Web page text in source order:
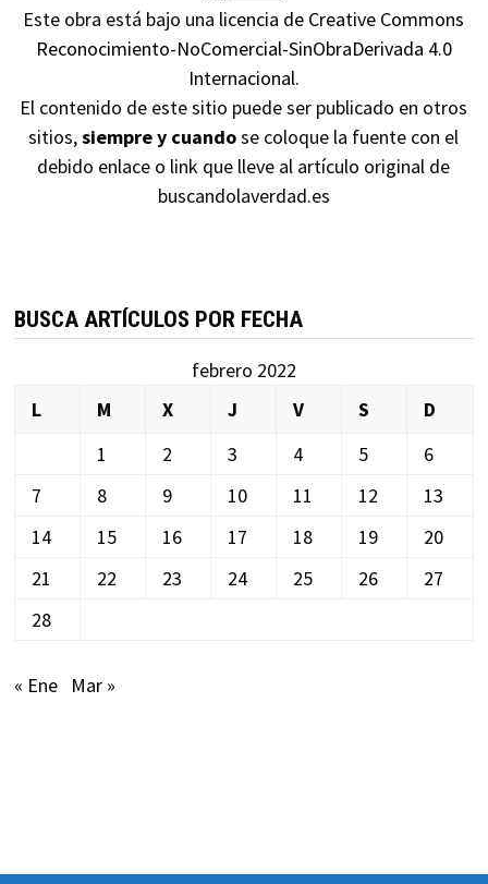
Este obra está bajo una licencia de Creative Commons
Reconocimiento-NoComercial-SinObraDerivada 4.0
Internacional.
El contenido de este sitio puede ser publicado en otros
sitios,siempre y cuandose coloque la fuente con el
debido enlace o link que lleve al artículo original de
buscandolaverdad.es
BUSCA ARTÍCULOS POR FECHA
febrero 2022
L
M X J V S
D
1
2 3 4 5
6
7
8 9 10 11 12
13
14
15 16 17 18 19
20
21
22 23 24 25 26
27
28
« Ene Mar »